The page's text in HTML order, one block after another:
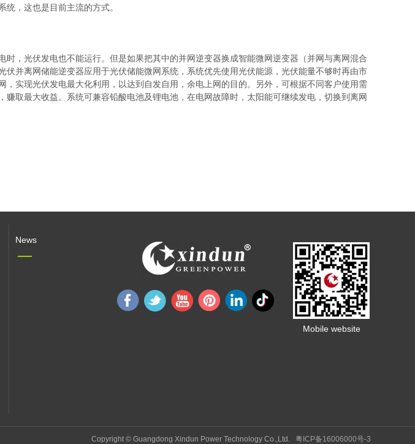
，这也是目前主流的方式。
，光伏发电也不能运行。但是如果把其中的并网逆变器换成智能微网逆变器（并网与离网混合
伏并离网储能逆变器应用于光伏储能微网系统，系统优先使用光伏能源，光伏能量不够时再由市
，实现光伏发电最大化利用，以达到自发自用，余电上网的目的。另外，可根据不同客户使用需
取最大收益。系统可兼容铅酸电池及锂电池，在电网故障时，太阳能可继续发电，切换到离网
Mobile website
News
Copyright © Guangdong Xindun Power Technology Co.,Ltd. 粤ICP备16006000号-3